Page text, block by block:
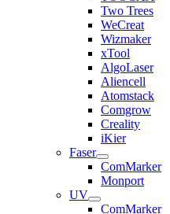
Two Trees
WeCreat
Wizmaker
xTool
AlgoLaser
Aliencell
Atomstack
Comgrow
Creality
iKier
Faser
ComMarker
Monport
UV
ComMarker